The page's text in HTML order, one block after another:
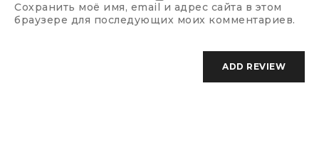
Сохранить моё имя, email и адрес сайта в этом
браузере для последующих моих комментариев.